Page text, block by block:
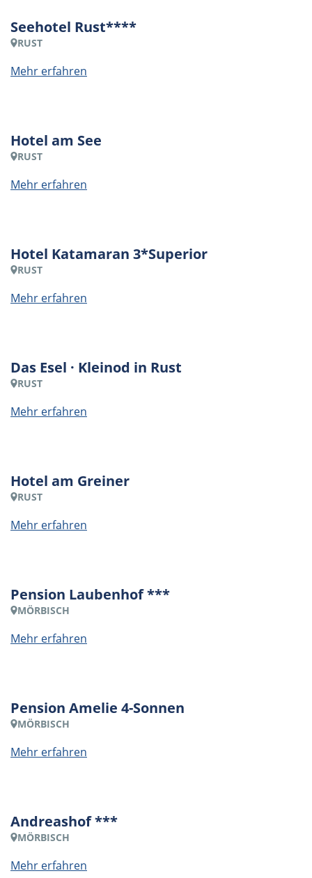
Seehotel Rust****
RUST
Mehr erfahren
Hotel am See
RUST
Mehr erfahren
Hotel Katamaran 3*Superior
RUST
Mehr erfahren
Das Esel · Kleinod in Rust
RUST
Mehr erfahren
Hotel am Greiner
RUST
Mehr erfahren
Pension Laubenhof ***
MÖRBISCH
Mehr erfahren
Pension Amelie 4-Sonnen
MÖRBISCH
Mehr erfahren
Andreashof ***
MÖRBISCH
Mehr erfahren